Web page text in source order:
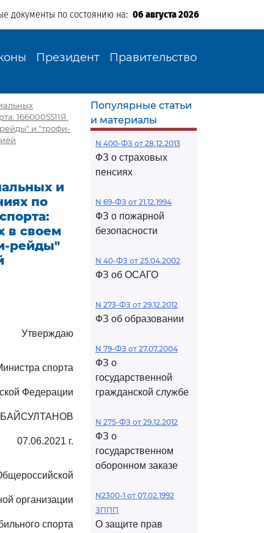
документы по состоянию на: 06 августа 2026
Президент Правительство
1660005511Я.
и "трофи-
и
по
в своем
рейды"
Утверждаю
спорта
Федерации
07.06.2021 г.
организации
спорта
Популярные статьи
и материалы
N 400-ФЗ от 28.12.2013
ФЗ о страховых
пенсиях
N 69-ФЗ от 21.12.1994
ФЗ о пожарной
безопасности
N 40-ФЗ от 25.04.2002
ФЗ об ОСАГО
N 273-ФЗ от 29.12.2012
ФЗ об образовании
N 79-ФЗ от 27.07.2004
ФЗ о
государственной
гражданской службе
N 275-ФЗ от 29.12.2012
ФЗ о
государственном
оборонном заказе
N2300-1 от 07.02.1992
ЗППП
О защите прав